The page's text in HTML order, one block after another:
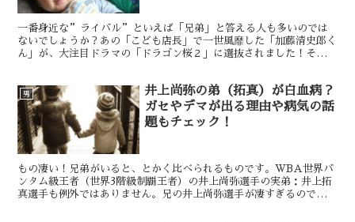
一番身近な”ライバル”といえば「兄弟」と答える人も多いのでは
ないでしょうか？あの「こども店長」で一世風靡した「加藤清史郎く
ん」が、大注目ドラマの「ドラゴン桜２」に選抜されました！その、
加藤清史郎と加藤憲史郎（弟）は共演したことがある？ 加藤清史郎
くんの弟の名前は、加藤憲史郎くんって言うのですが・・ じつは、
兄の加藤清史郎くんを凌ぐ「図太い役者根性」らしいのです！
男
井上尚弥の弟（拓真）が白血病？
ガセやデマが出る理由や病気の話
題もチェック！
もの凄い！兄弟がいると、とかく比べられるものです。WBA世界バ
ンタム級王者（世界3階級制覇王者）の井上尚弥選手の実弟：井上拓
真選手も例外ではありません。兄の井上尚弥選手が凄すぎるので、弟